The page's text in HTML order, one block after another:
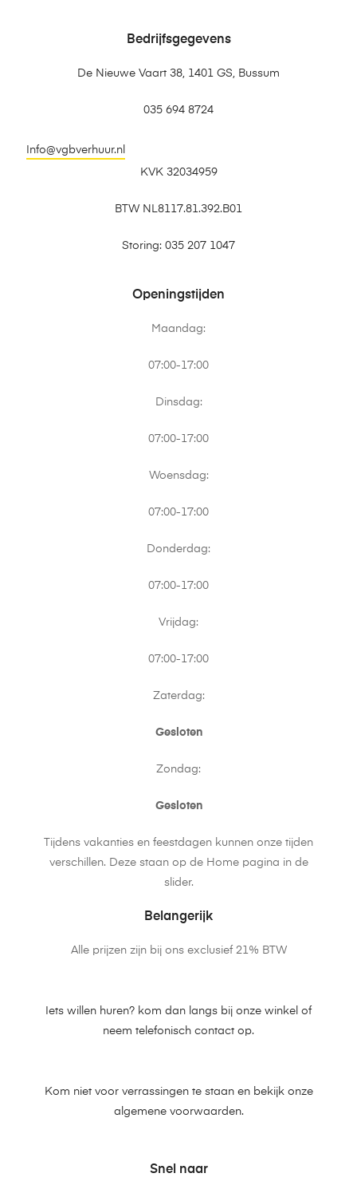
Bedrijfsgegevens
De Nieuwe Vaart 38, 1401 GS, Bussum
035 694 8724
Info@vgbverhuur.nl
KVK 32034959
BTW NL8117.81.392.B01
Storing: 035 207 1047
Openingstijden
Maandag:
07:00-17:00
Dinsdag:
07:00-17:00
Woensdag:
07:00-17:00
Donderdag:
07:00-17:00
Vrijdag:
07:00-17:00
Zaterdag:
Gesloten
Zondag:
Gesloten
Tijdens vakanties en feestdagen kunnen onze tijden
verschillen. Deze staan op de Home pagina in de
slider.
Belangerijk
Alle prijzen zijn bij ons exclusief 21% BTW
Iets willen huren? kom dan langs bij onze winkel of
neem telefonisch contact op.
Kom niet voor verrassingen te staan en bekijk onze
algemene voorwaarden.
Snel naar